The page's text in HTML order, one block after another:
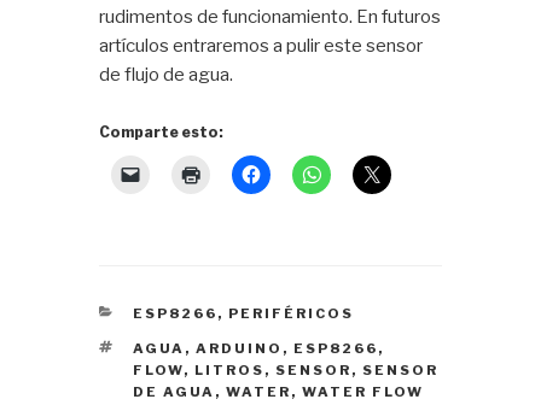
rudimentos de funcionamiento. En futuros
artículos entraremos a pulir este sensor
de flujo de agua.
Comparte esto:
CATEGORÍAS
ESP8266 , PERIFÉRICOS
ETIQUETAS
AGUA , ARDUINO , ESP8266 ,
FLOW, LITROS , SENSOR , SENSOR
DE AGUA , WATER , WATER FLOW